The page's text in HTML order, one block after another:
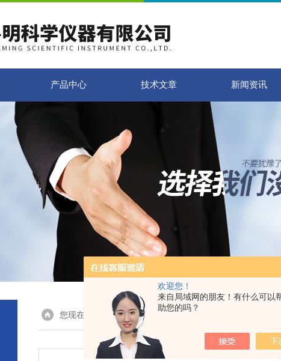
欢迎您！
来自局域网的朋友！有什么可以
助您的吗？
产品中心 技术文章 新闻资讯
您现在的位置：首页> 产品展示 > 上海科导/东莞科桥分类